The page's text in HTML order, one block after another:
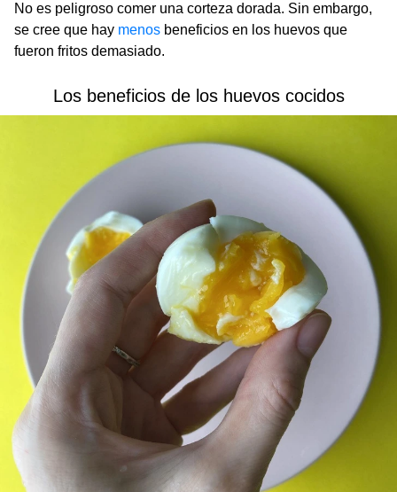
No es peligroso comer una corteza dorada. Sin embargo,
se cree que hay menos beneficios en los huevos que
fueron fritos demasiado.
Los beneficios de los huevos cocidos